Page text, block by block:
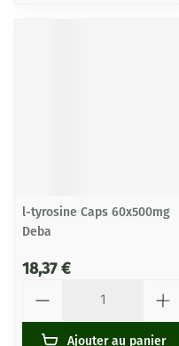
l-tyrosine Caps 60x500mg
Deba
18,37 €
Ajouter au panier